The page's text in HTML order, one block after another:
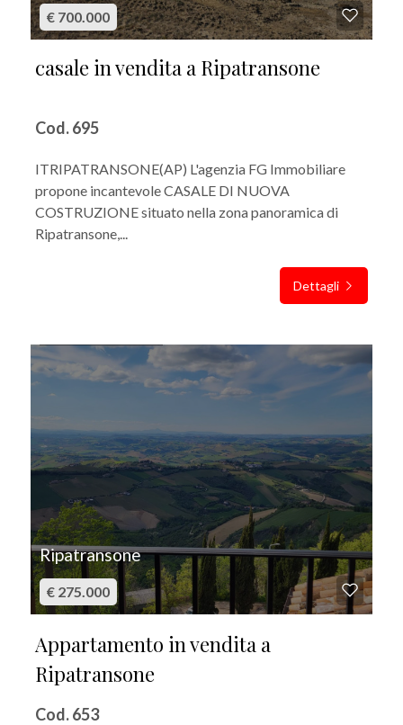
€ 700.000
casale in vendita a Ripatransone
Cod. 695
ITRIPATRANSONE(AP) L'agenzia FG Immobiliare
propone incantevole CASALE DI NUOVA
COSTRUZIONE situato nella zona panoramica di
Ripatransone,...
Dettagli
Ripatransone
€ 275.000
Appartamento in vendita a
Ripatransone
Cod. 653